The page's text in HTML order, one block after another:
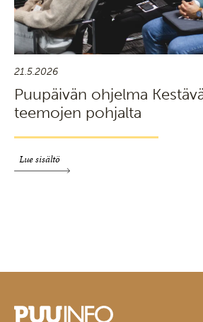
21.5.2026
Puupäivän ohjelma
teemojen pohjalta
Lue sisältö